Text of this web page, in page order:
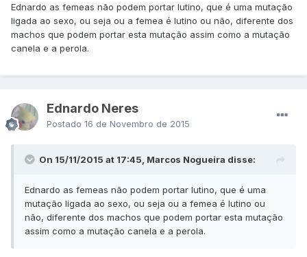
Ednardo as femeas não podem portar lutino, que é uma mutação
ligada ao sexo, ou seja ou a femea é lutino ou não, diferente dos
machos que podem portar esta mutação assim como a mutação
canela e a perola.
Ednardo Neres
Postado 16 de Novembro de 2015
On 15/11/2015 at 17:45, Marcos Nogueira disse:
Ednardo as femeas não podem portar lutino, que é uma
mutação ligada ao sexo, ou seja ou a femea é lutino ou
não, diferente dos machos que podem portar esta mutação
assim como a mutação canela e a perola.